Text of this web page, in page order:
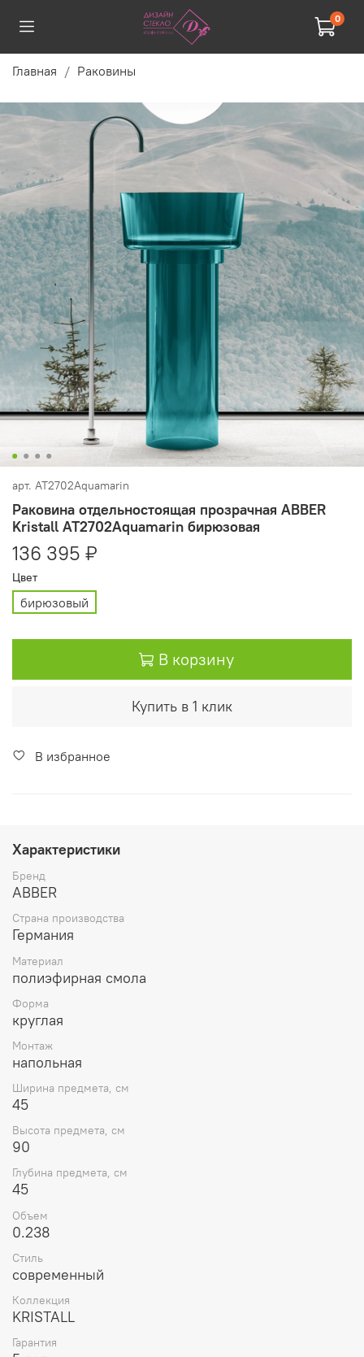
0
Главная Раковины
арт. AT2702Aquamarin
Раковина отдельностоящая прозрачная ABBER
Kristall AT2702Aquamarin бирюзовая
136 395 ₽
Цвет
бирюзовый
В корзину
Купить в 1 клик
В избранное
Характеристики
Бренд
ABBER
Страна производства
Германия
Материал
полиэфирная смола
Форма
круглая
Монтаж
напольная
Ширина предмета, см
45
Высота предмета, см
90
Глубина предмета, см
45
Объем
0.238
Стиль
современный
Коллекция
KRISTALL
Гарантия